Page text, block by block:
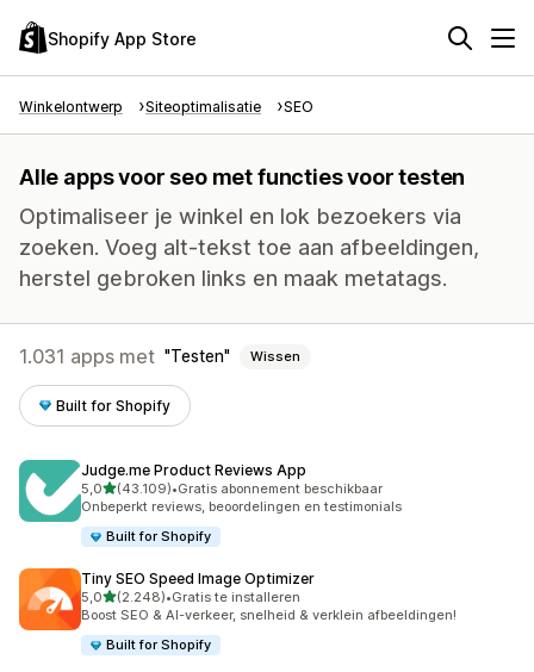
Shopify App Store
Winkelontwerp Siteoptimalisatie SEO
Alle apps voor seo met functies voor testen
Optimaliseer je winkel en lok bezoekers via
zoeken. Voeg alt-tekst toe aan afbeeldingen,
herstel gebroken links en maak metatags.
1.031 apps met Testen Wissen
Built for Shopify
Judge.me Product Reviews App
5,0van 5 sterren
(43.109)
43109 recensies in totaal
•Gratis abonnement beschikbaar
Onbeperkt reviews, beoordelingen en testimonials
Built for Shopify
Tiny SEO Speed Image Optimizer
5,0van 5 sterren
(2.248)
2248 recensies in totaal
•Gratis te installeren
Boost SEO & AI-verkeer, snelheid & verklein afbeeldingen!
Built for Shopify